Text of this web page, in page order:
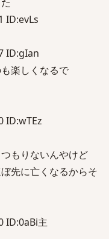
ID:evLs
ID:gIan
楽しくなるで
ID:wTEz
もりないんやけど
先に亡くなるからそ
ID:0aBi主